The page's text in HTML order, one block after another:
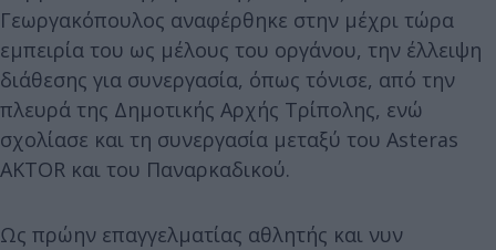
Γεωργακόπουλος αναφέρθηκε στην μέχρι τώρα
εμπειρία του ως μέλους του οργάνου, την έλλειψη
διάθεσης για συνεργασία, όπως τόνισε, από την
πλευρά της Δημοτικής Αρχής Τρίπολης, ενώ
σχολίασε και τη συνεργασία μεταξύ του Asteras
AKTOR και του Παναρκαδικού.
Ως πρώην επαγγελματίας αθλητής και νυν